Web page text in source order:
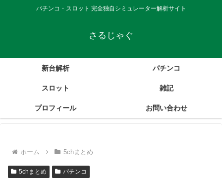
パチンコ・スロット 完全独自シミュレーター解析サイト
さるじゃぐ
新台解析 パチンコ
スロット 雑記
プロフィール お問い合わせ
ホーム 5chまとめ
5chまとめ パチンコ